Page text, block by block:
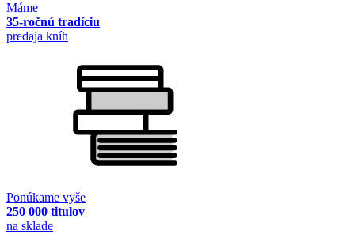
Máme
35-ročnú tradíciu
predaja kníh
Ponúkame vyše
250 000 titulov
na sklade